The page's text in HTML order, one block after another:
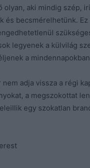
olyan, aki mindig szép,
és becsmérelhetünk. Ez
legyenek a külvilág
a
nem adja vissza a régi
a megszokottat
egy szokatlan